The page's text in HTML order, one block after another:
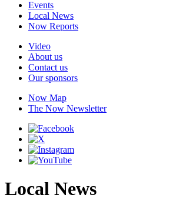
Events
Local News
Now Reports
Video
About us
Contact us
Our sponsors
Now Map
The Now Newsletter
Local News